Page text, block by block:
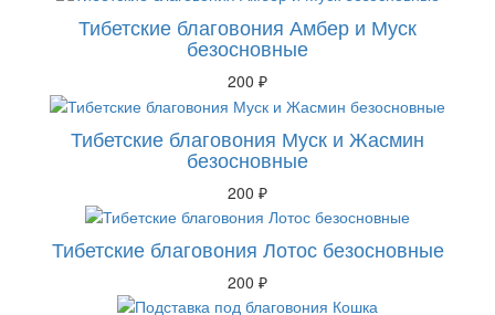
Тибетские благовония Амбер и Муск
безосновные
200 ₽
Тибетские благовония Муск и Жасмин
безосновные
200 ₽
Тибетские благовония Лотос безосновные
200 ₽